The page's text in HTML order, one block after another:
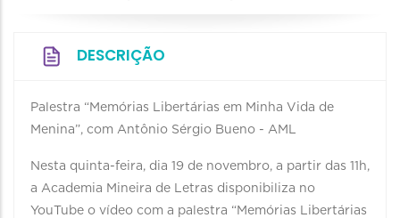
DESCRIÇÃO
Palestra “Memórias Libertárias em Minha Vida de
Menina”, com Antônio Sérgio Bueno - AML
Nesta quinta-feira, dia 19 de novembro, a partir das 11h,
a Academia Mineira de Letras disponibiliza no
YouTube o vídeo com a palestra “Memórias Libertárias